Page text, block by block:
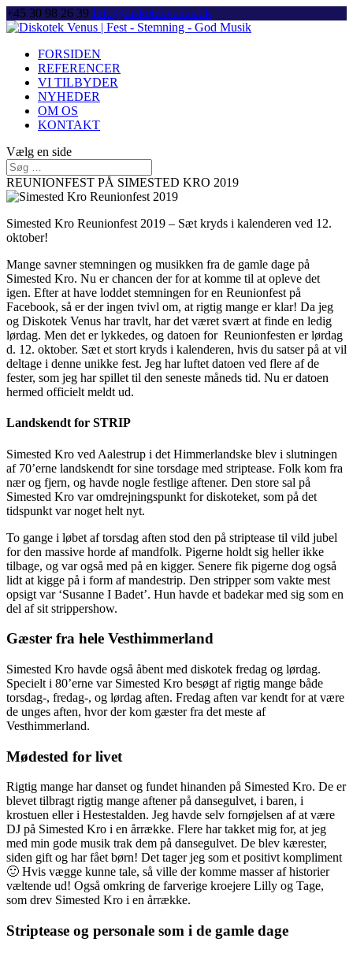
+45 30 98 26 39 Info@diskotekvenus.dk
FORSIDEN
REFERENCER
VI TILBYDER
NYHEDER
OM OS
KONTAKT
Vælg en side
REUNIONFEST PÅ SIMESTED KRO 2019
Simested Kro Reunionfest 2019 – Sæt kryds i kalenderen ved 12.
oktober!
Mange savner stemningen og musikken fra de gamle dage på
Simested Kro. Nu er chancen der for at komme til at opleve det
igen. Efter at have loddet stemningen for en Reunionfest på
Facebook, så er der ingen tvivl om, at rigtig mange er klar! Da jeg
og Diskotek Venus har travlt, har det været svært at finde en ledig
lørdag. Men det er lykkedes, og datoen for Reunionfesten er lørdag
d. 12. oktober. Sæt et stort kryds i kalenderen, hvis du satser på at vil
deltage i denne unikke fest. Jeg har luftet datoen ved flere af de
fester, som jeg har spillet til den seneste måneds tid. Nu er datoen
hermed officielt meldt ud.
Landskendt for STRIP
Simested Kro ved Aalestrup i det Himmerlandske blev i slutningen
af 70’erne landskendt for sine torsdage med striptease. Folk kom fra
nær og fjern, og havde nogle festlige aftener. Den store sal på
Simested Kro var omdrejningspunkt for diskoteket, som på det
tidspunkt var noget helt nyt.
To gange i løbet af torsdag aften stod den på striptease til vild jubel
for den massive horde af mandfolk. Pigerne holdt sig heller ikke
tilbage, og var også med på en kigger. Senere fik pigerne dog også
lidt at kigge på i form af mandestrip. Den stripper som vakte mest
opsigt var ‘Susanne I Badet’. Hun havde et badekar med sig som en
del af sit strippershow.
Gæster fra hele Vesthimmerland
Simested Kro havde også åbent med diskotek fredag og lørdag.
Specielt i 80’erne var Simested Kro besøgt af rigtig mange både
torsdag-, fredag-, og lørdag aften. Fredag aften var kendt for at være
de unges aften, hvor der kom gæster fra det meste af
Vesthimmerland.
Mødested for livet
Rigtig mange har danset og fundet hinanden på Simested Kro. De er
blevet tilbragt rigtig mange aftener på dansegulvet, i baren, i
krostuen eller i Hestestalden. Jeg havde selv fornøjelsen af at være
DJ på Simested Kro i en årrække. Flere har takket mig for, at jeg
med min gode musik trak dem på dansegulvet. De blev kærester,
siden gift og har fået børn! Det tager jeg som et positivt kompliment
🙂 Hvis vægge kunne tale, så ville der komme masser af historier
væltende ud! Også omkring de farverige kroejere Lilly og Tage,
som drev Simested Kro i en årrække.
Striptease og personale som i de gamle dage